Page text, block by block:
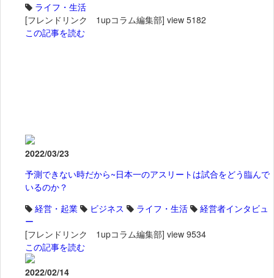
ライフ・生活
[フレンドリンク 1upコラム編集部] view 5182
この記事を読む
2022/03/23
予測できない時だから~日本一のアスリートは試合をどう臨んで
いるのか？
経営・起業
ビジネス ライフ・生活
経営者インタビュ
ー
[フレンドリンク 1upコラム編集部] view 9534
この記事を読む
2022/02/14